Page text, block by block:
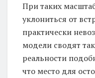
При таких
уклониться от
практически
модели сводят
реальности
что место для